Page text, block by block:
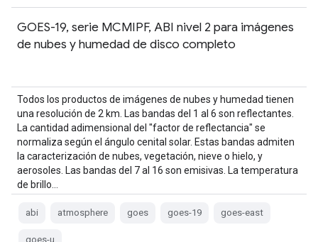
GOES-19, serie MCMIPF, ABI nivel 2 para imágenes
de nubes y humedad de disco completo
Todos los productos de imágenes de nubes y humedad tienen
una resolución de 2 km. Las bandas del 1 al 6 son reflectantes.
La cantidad adimensional del "factor de reflectancia" se
normaliza según el ángulo cenital solar. Estas bandas admiten
la caracterización de nubes, vegetación, nieve o hielo, y
aerosoles. Las bandas del 7 al 16 son emisivas. La temperatura
de brillo…
abi atmosphere goes goes-19 goes-east
goes-u